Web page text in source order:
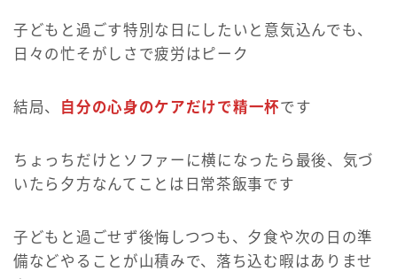
子どもと過ごす特別な日にしたいと意気込んでも、
日々の忙そがしさで疲労はピーク
結局、 自分の心身のケアだけで精一杯です
ちょっちだけとソファーに横になったら最後、気づ
いたら夕方なんてことは日常茶飯事です
子どもと過ごせず後悔しつつも、夕食や次の日の準
備などやることが山積みで、落ち込む暇はありませ